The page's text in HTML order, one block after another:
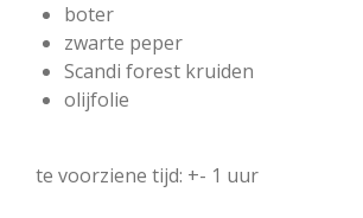
boter
zwarte peper
Scandi forest kruiden
olijfolie
te voorziene tijd: +- 1 uur